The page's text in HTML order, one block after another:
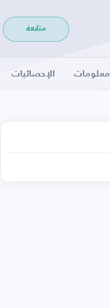
متابعة
معلومات الإحصائيات